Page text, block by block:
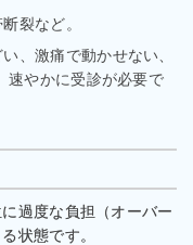
裂など。
、激痛で動かせない、
速やかに受診が必要で
過度な負担（オーバー
状態です。